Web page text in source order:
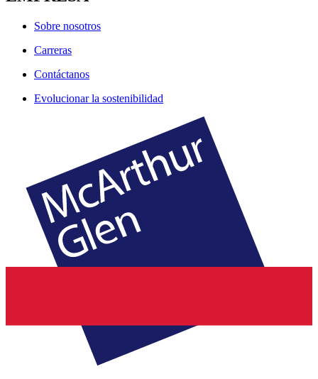
Sobre nosotros
Carreras
Contáctanos
Evolucionar la sostenibilidad